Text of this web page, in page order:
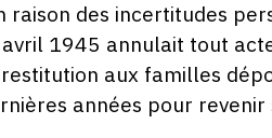
des incertitudes
1945 annulait tout
aux familles
années pour revenir